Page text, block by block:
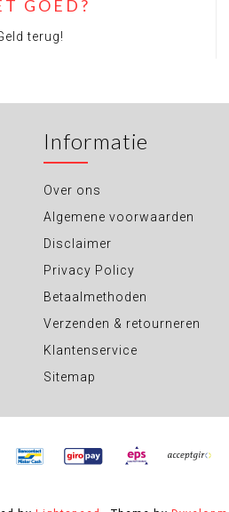
GOED?
terug!
Informatie
Over ons
Algemene voorwaarden
Disclaimer
Privacy Policy
Betaalmethoden
Verzenden & retourneren
Klantenservice
Sitemap